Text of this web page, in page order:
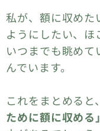
私が、額に収めた
ようにしたい、ほ
いつまでも眺め
んでいます。
これをまとめると
ために額に収める」